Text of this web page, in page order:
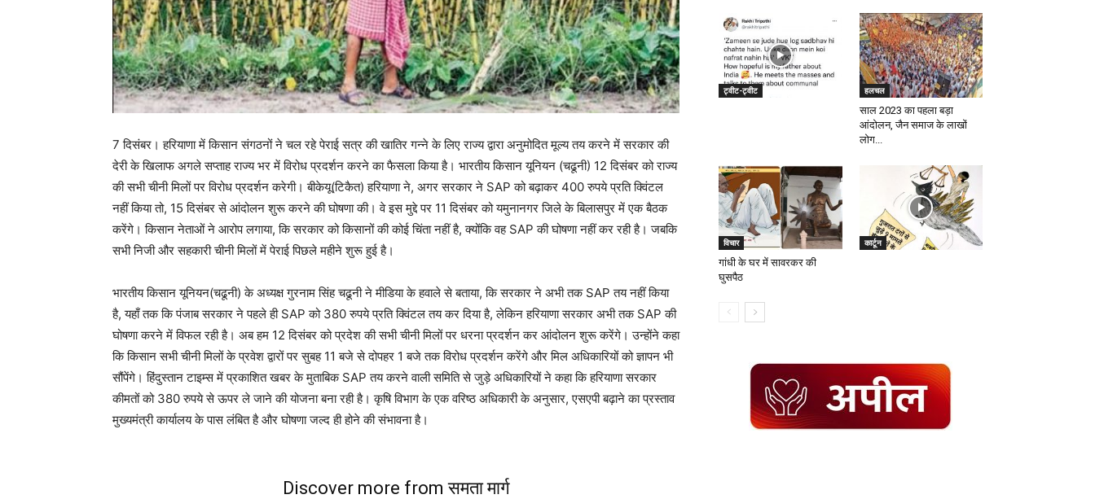
7 दिसंबर। हरियाणा में किसान संगठनों ने चल रहे पेराई सत्र की खातिर गन्ने के लिए राज्य द्वारा अनुमोदित मूल्य तय करने में सरकार की
देरी के खिलाफ अगले सप्ताह राज्य भर में विरोध प्रदर्शन करने का फैसला किया है। भारतीय किसान यूनियन (चढूनी) 12 दिसंबर को राज्य
की सभी चीनी मिलों पर विरोध प्रदर्शन करेगी। बीकेयू(टिकैत) हरियाणा ने, अगर सरकार ने SAP को बढ़ाकर 400 रुपये प्रति क्विंटल
नहीं किया तो, 15 दिसंबर से आंदोलन शुरू करने की घोषणा की। वे इस मुद्दे पर 11 दिसंबर को यमुनानगर जिले के बिलासपुर में एक बैठक
करेंगे। किसान नेताओं ने आरोप लगाया, कि सरकार को किसानों की कोई चिंता नहीं है, क्योंकि वह SAP की घोषणा नहीं कर रही है। जबकि
सभी निजी और सहकारी चीनी मिलों में पेराई पिछले महीने शुरू हुई है।
भारतीय किसान यूनियन(चढूनी) के अध्यक्ष गुरनाम सिंह चढूनी ने मीडिया के हवाले से बताया, कि सरकार ने अभी तक SAP तय नहीं किया
है, यहाँ तक कि पंजाब सरकार ने पहले ही SAP को 380 रुपये प्रति क्विंटल तय कर दिया है, लेकिन हरियाणा सरकार अभी तक SAP की
घोषणा करने में विफल रही है। अब हम 12 दिसंबर को प्रदेश की सभी चीनी मिलों पर धरना प्रदर्शन कर आंदोलन शुरू करेंगे। उन्होंने कहा
कि किसान सभी चीनी मिलों के प्रवेश द्वारों पर सुबह 11 बजे से दोपहर 1 बजे तक विरोध प्रदर्शन करेंगे और मिल अधिकारियों को ज्ञापन भी
सौंपेंगे। हिंदुस्तान टाइम्स में प्रकाशित खबर के मुताबिक SAP तय करने वाली समिति से जुड़े अधिकारियों ने कहा कि हरियाणा सरकार
कीमतों को 380 रुपये से ऊपर ले जाने की योजना बना रही है। कृषि विभाग के एक वरिष्ठ अधिकारी के अनुसार, एसएपी बढ़ाने का प्रस्ताव
मुख्यमंत्री कार्यालय के पास लंबित है और घोषणा जल्द ही होने की संभावना है।
Discover more from समता मार्ग
ट्वीट-ट्वीट हलचल
साल 2023 का पहला बड़ा
आंदोलन, जैन समाज के लाखों
लोग...
विचार
गांधी के घर में सावरकर की
घुसपैठ
कार्टून